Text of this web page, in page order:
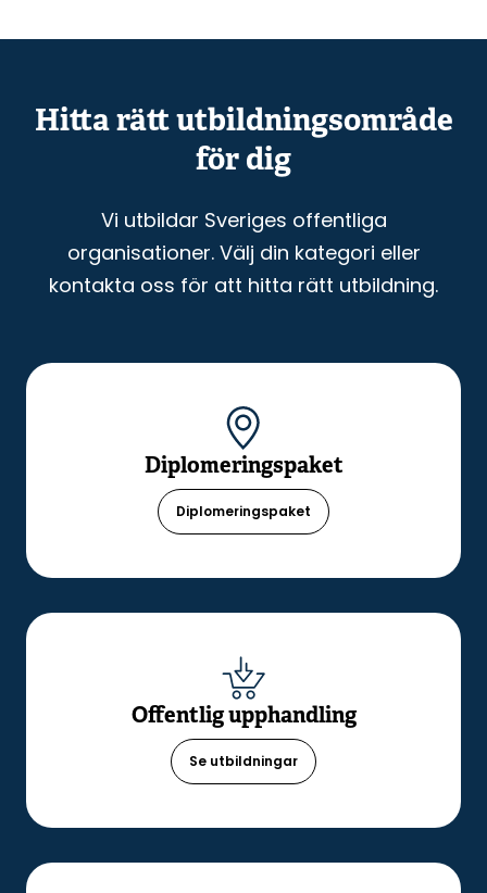
Hitta rätt utbildningsområde
för dig
Vi utbildar Sveriges offentliga
organisationer. Välj din kategori eller
kontakta oss för att hitta rätt utbildning.
Diplomeringspaket
Diplomeringspaket
Offentlig upphandling
Se utbildningar